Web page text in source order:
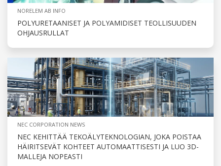
NORELEM AB INFO
POLYURETAANISET JA POLYAMIDISET TEOLLISUUDEN
OHJAUSRULLAT
NEC CORPORATION NEWS
NEC KEHITTÄÄ TEKOÄLYTEKNOLOGIAN, JOKA POISTAA
HÄIRITSEVÄT KOHTEET AUTOMAATTISESTI JA LUO 3D-
MALLEJA NOPEASTI